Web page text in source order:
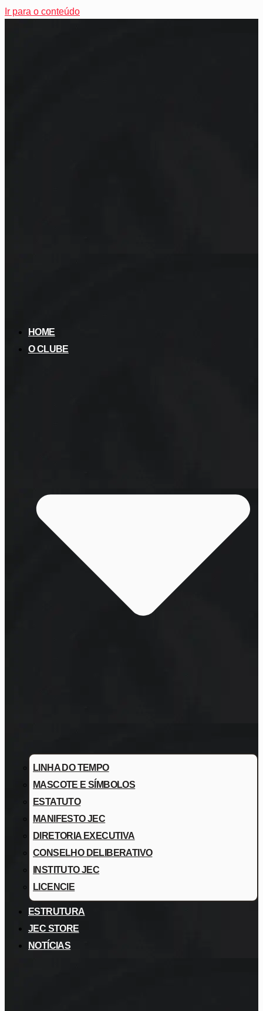
Ir para o conteúdo
HOME
O CLUBE
LINHA DO TEMPO
MASCOTE E SÍMBOLOS
ESTATUTO
MANIFESTO JEC
DIRETORIA EXECUTIVA
CONSELHO DELIBERATIVO
INSTITUTO JEC
LICENCIE
ESTRUTURA
JEC STORE
NOTÍCIAS